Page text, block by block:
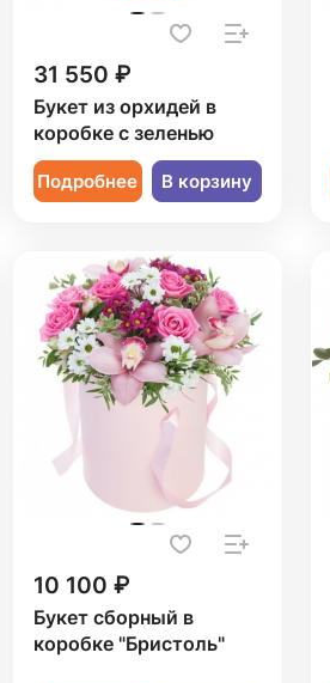
31 550 ₽
Букет из орхидей в
коробке с зеленью
Подробнее В корзину
10 100 ₽
Букет сборный в
коробке "Бристоль"